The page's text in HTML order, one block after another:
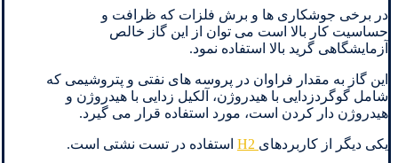
در برخی جوشکاری ها و برش فلزات که ظرافت و
حساسیت کار بالا است می توان از این گاز خالص
آزمایشگاهی گرید بالا استفاده نمود.
این گاز به مقدار فراوان در پروسه های نفتی و پتروشیمی که
شامل گوگردزدایی با هیدروژن، آلکیل زدایی با هیدروژن و
هیدروژن دار کردن است، مورد استفاده قرار می گیرد.
یکی دیگر از کاربردهای استفاده در تست نشتی است.